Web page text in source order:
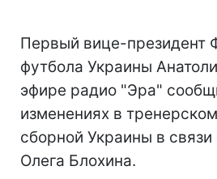
Первый вице-президент
футбола Украины
эфире радио "Эра"
изменениях в
сборной Украины в
Олега Блохина.